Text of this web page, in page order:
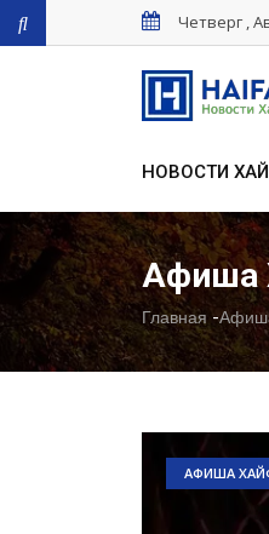
Четверг ,
НОВОСТИ
Афиша
Главная -
АФИША